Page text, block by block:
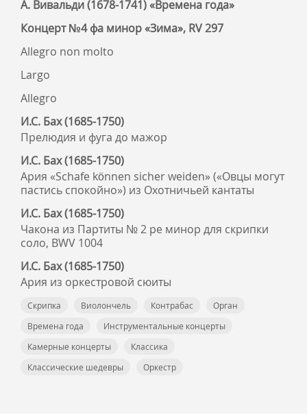
А. Вивальди (1678-1741) «Времена года»
Концерт №4 фа минор «Зима», RV 297
Allegro non molto
Largo
Allegro
И.С. Бах (1685-1750)
Прелюдия и фуга до мажор
И.С. Бах (1685-1750)
Ария «Schafe können sicher weiden» («Овцы могут
пастись спокойно») из Охотничьей кантаты
И.С. Бах (1685-1750)
Чакона из Партиты № 2 ре минор для скрипки
соло, BWV 1004
И.С. Бах (1685-1750)
Ария из оркестровой сюиты
Скрипка Виолончель Контрабас
Орган
Времена года
Инструментальные концерты
Камерные концерты
Классика
Классические шедевры
Оркестр